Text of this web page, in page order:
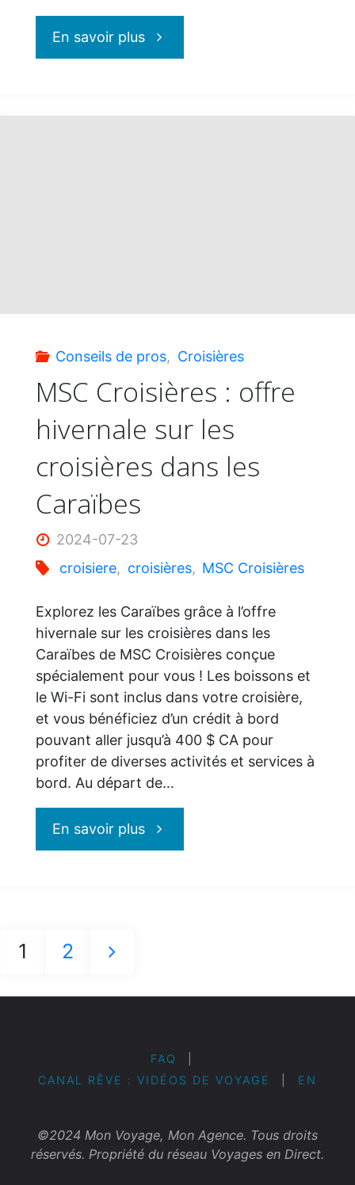
Vendredi
En savoir plus"MSC
forfaits
boissons
réduits"
Conseils de pros, Croisières
MSC Croisières : offre
hivernale sur les
croisières dans les
Caraïbes
2024-07-23
croisiere, croisières, MSC Croisières
Explorez les Caraïbes grâce à l’offre
hivernale sur les croisières dans les
Caraïbes de MSC Croisières conçue
spécialement pour vous ! Les boissons et
le Wi-Fi sont inclus dans votre croisière,
et vous bénéficiez d’un crédit à bord
pouvant aller jusqu’à 400 $ CA pour
profiter de diverses activités et services à
bord. Au départ de…
En savoir plus"MSC
hivernale
les
croisières
des
1 2
FAQ
CANAL RÊVE : VIDÉOS DE VOYAGE
EN
©2024 Mon Voyage, Mon Agence. Tous droits
réservés. Propriété du réseau Voyages en Direct.